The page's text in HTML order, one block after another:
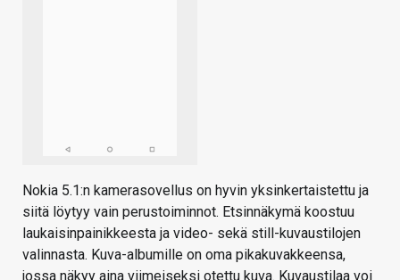
Nokia 5.1:n kamerasovellus on hyvin yksinkertaistettu ja
siitä löytyy vain perustoiminnot. Etsinnäkymä koostuu
laukaisinpainikkeesta ja video- sekä still-kuvaustilojen
valinnasta. Kuva-albumille on oma pikakuvakkeensa,
jossa näkyy aina viimeiseksi otettu kuva. Kuvaustilaa voi